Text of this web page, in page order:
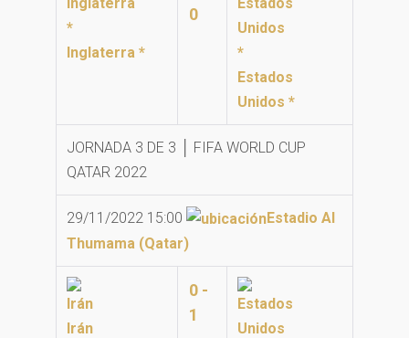
Inglaterra *
0
Estados
Unidos *
JORNADA 3 DE 3 │ FIFA WORLD CUP
QATAR 2022
29/11/2022 15:00
Estadio Al
Thumama (Qatar)
Irán
0 -
1